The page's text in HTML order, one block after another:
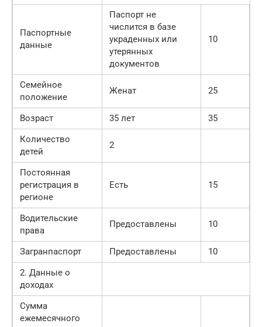
Паспортные
данные
Паспорт не
числится в базе
украденных или
утерянных
документов
10
Семейное
положение
Женат 25
Возраст 35 лет
35
Количество
детей
2
Постоянная
регистрация в
регионе
Есть 15
Водительские
права
Предоставлены 10
Загранпаспорт Предоставлены
10
2. Данные о
доходах
Сумма
ежемесячного